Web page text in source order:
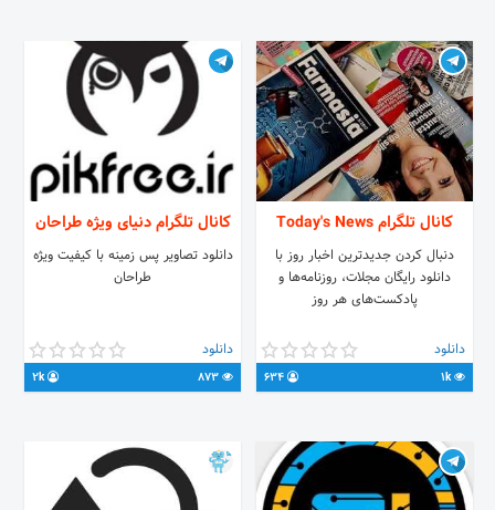
ادمین: 🆔@mrz_naeji1
کانال تلگرام Today's News
دنبال کردن جدیدترین اخبار روز با
دانلود رایگان مجلات، روزنامه‌ها و
پادکست‌های هر روز
دانلود
1k
کانال تلگرام دنیای ویژه طراحان
دانلود تصاویر پس زمینه با کیفیت ویژه
طراحان
دانلود
2k